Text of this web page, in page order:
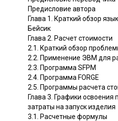
Предисловие автора
Глава 1. Краткий обзор
Бейсик
Глава 2. Расчет стоимости
2.1. Краткий обзор
2.2. Применение ЭВМ для
2.3. Программа SFРМ
2.4. Программа FОRGЕ
2.5. Программы расчета
Глава 3. Графики освоения
затраты на запуск изделия
3.1. Расчетные формулы